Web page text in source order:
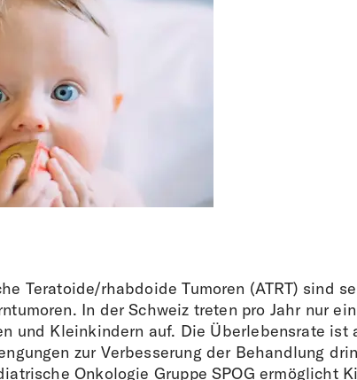
Teratoide/rhabdoide Tumoren (ATRT) sind
In der Schweiz treten pro Jahr nur
und Kleinkindern auf. Die Überlebensrate ist
zur Verbesserung der Behandlung
Onkologie Gruppe SPOG ermöglicht